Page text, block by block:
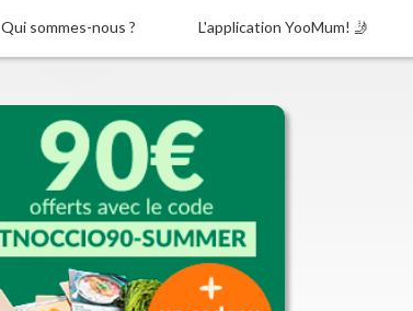
Qui sommes-nous ? L'application YooMum! 🤳